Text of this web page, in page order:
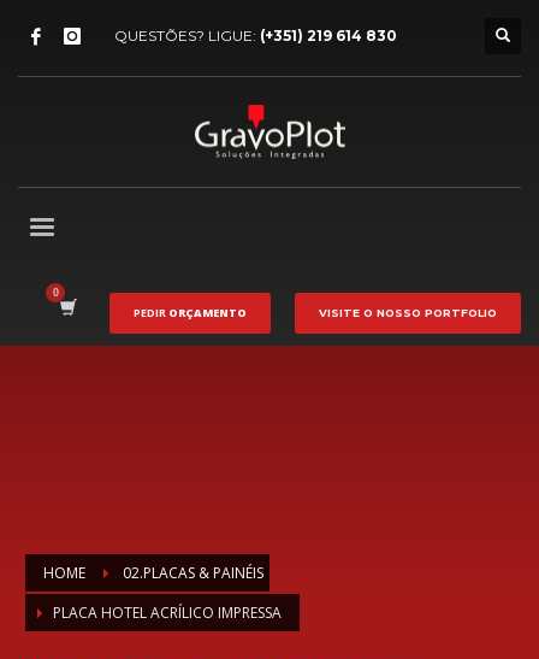
QUESTÕES? LIGUE: (+351) 219 614 830
PEDIR ORÇAMENTO VISITE O NOSSO PORTFOLIO
HOME
02.PLACAS & PAINÉIS
PLACA HOTEL ACRÍLICO IMPRESSA